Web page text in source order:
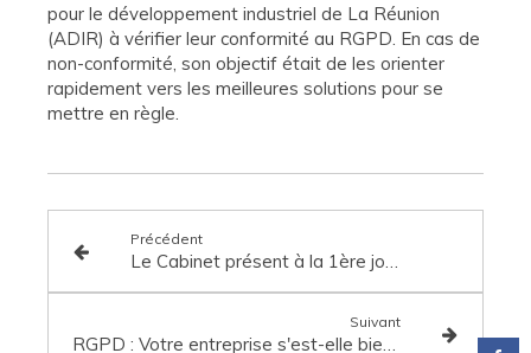
pour le développement industriel de La Réunion
(ADIR) à vérifier leur conformité au RGPD. En cas de
non-conformité, son objectif était de les orienter
rapidement vers les meilleures solutions pour se
mettre en règle.
Précédent
Suivant